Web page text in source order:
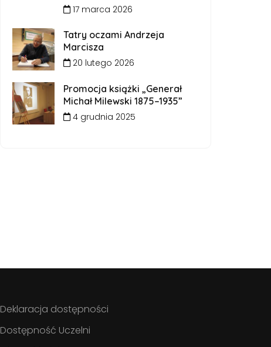
17 marca 2026
Tatry oczami Andrzeja
Marcisza
20 lutego 2026
Promocja książki „Generał
Michał Milewski 1875–1935”
4 grudnia 2025
Deklaracja dostępności
Dostępność Uczelni